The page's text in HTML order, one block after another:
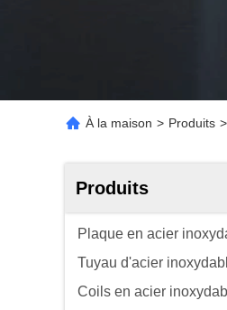
À la maison > Produits >
Produits
Plaque en acier
Tuyau d'acier
Coils en acier